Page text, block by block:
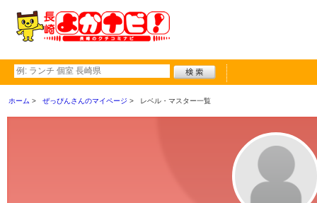
ホーム ぜっぴんさんのマイページ レベル・マスター一覧